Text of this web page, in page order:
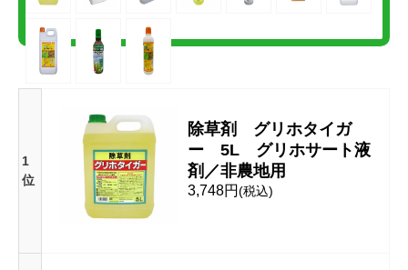
1
位
除草剤 グリホタイガ
ー 5L グリホサート液
剤／非農地用
3,748円(税込)